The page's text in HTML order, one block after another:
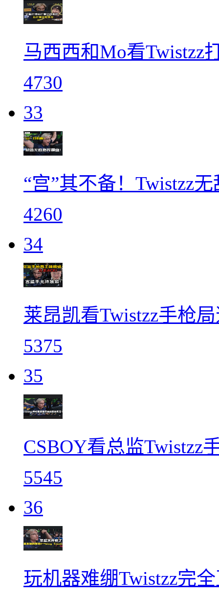
马西西和Mo看Twistzz
4730
33
“宫”其不备！Twistzz
4260
34
莱昂凯看Twistzz手枪
5375
35
CSBOY看总监Twistzz
5545
36
玩机器难绷Twistzz完